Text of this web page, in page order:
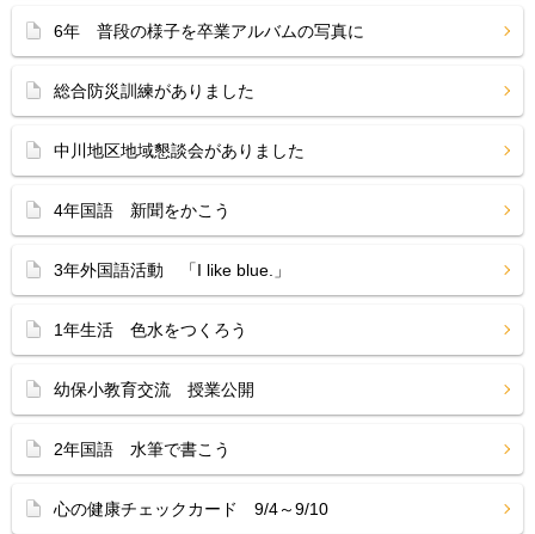
6年 普段の様子を卒業アルバムの写真に
総合防災訓練がありました
中川地区地域懇談会がありました
4年国語 新聞をかこう
3年外国語活動 「I like blue.」
1年生活 色水をつくろう
幼保小教育交流 授業公開
2年国語 水筆で書こう
心の健康チェックカード 9/4～9/10